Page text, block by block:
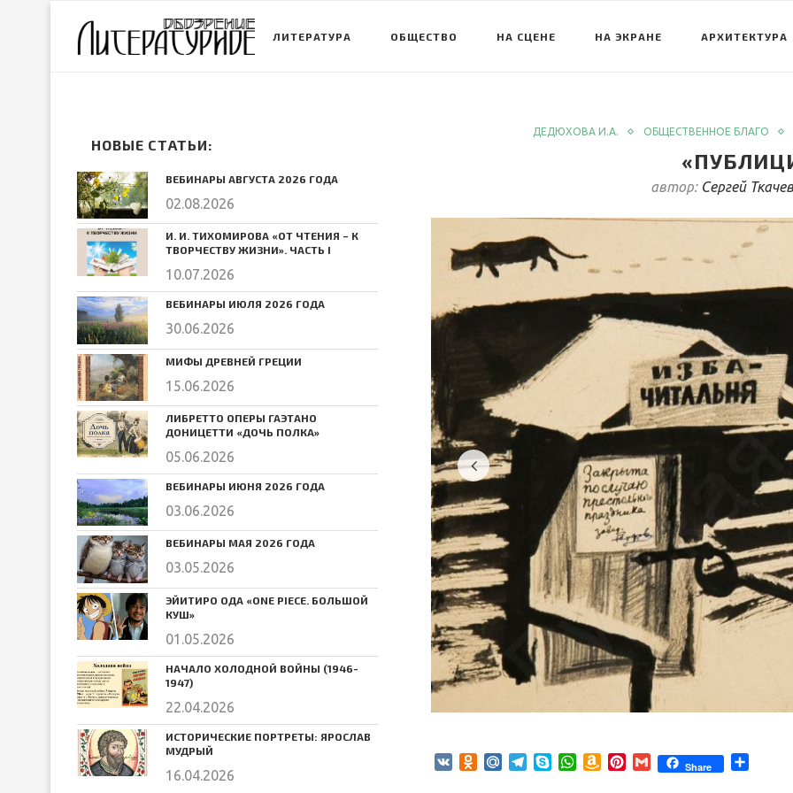
ЛИТЕРАТУРА ОБЩЕСТВО НА СЦЕНЕ НА ЭКРАНЕ АРХИТЕКТУРА
ДЕДЮХОВА И.А. ОБЩЕСТВЕННОЕ БЛАГО
автор: Сергей Ткачев
VK Odnoklassniki
Mail.RuTelegram
SkypeWhatsApp
AmazonPinterest
GmailShare
НОВЫЕ СТАТЬИ:
ВЕБИНАРЫ АВГУСТА 2026 ГОДА
02.08.2026
И. И. ТИХОМИРОВА «ОТ ЧТЕНИЯ – К
ТВОРЧЕСТВУ ЖИЗНИ». ЧАСТЬ I
10.07.2026
ВЕБИНАРЫ ИЮЛЯ 2026 ГОДА
30.06.2026
МИФЫ ДРЕВНЕЙ ГРЕЦИИ
15.06.2026
ЛИБРЕТТО ОПЕРЫ ГАЭТАНО
ДОНИЦЕТТИ «ДОЧЬ ПОЛКА»
05.06.2026
ВЕБИНАРЫ ИЮНЯ 2026 ГОДА
03.06.2026
ВЕБИНАРЫ МАЯ 2026 ГОДА
03.05.2026
ЭЙИТИРО ОДА «ONE PIECE. БОЛЬШОЙ
КУШ»
01.05.2026
НАЧАЛО ХОЛОДНОЙ ВОЙНЫ (1946-
1947)
22.04.2026
ИСТОРИЧЕСКИЕ ПОРТРЕТЫ: ЯРОСЛАВ
МУДРЫЙ
16.04.2026